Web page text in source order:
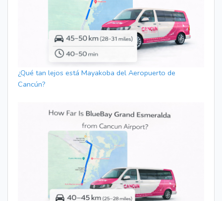
¿Qué tan lejos está Mayakoba del Aeropuerto de
Cancún?